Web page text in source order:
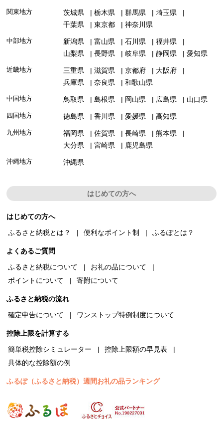
関東地方 茨城県 栃木県 群馬県
埼玉県
千葉県
東京都 神奈川県
中部地方 新潟県 富山県 石川県
福井県
山梨県
長野県 岐阜県 静岡県 愛知県
近畿地方 三重県 滋賀県 京都府
大阪府
兵庫県
奈良県 和歌山県
中国地方 鳥取県 島根県 岡山県 広島県 山口県
四国地方 徳島県 香川県 愛媛県 高知県
九州地方 福岡県 佐賀県 長崎県
熊本県
大分県
宮崎県 鹿児島県
沖縄地方 沖縄県
はじめての方へ
はじめての方へ
ふるさと納税とは？
便利なポイント制 ふるぽとは？
よくあるご質問
ふるさと納税について
お礼の品について
ポイントについて
寄附について
ふるさと納税の流れ
確定申告について
ワンストップ特例制度について
控除上限を計算する
簡単税控除シミュレーター
控除上限額の早見表
具体的な控除額の例
ふるぽ（ふるさと納税）週間お礼の品ランキング